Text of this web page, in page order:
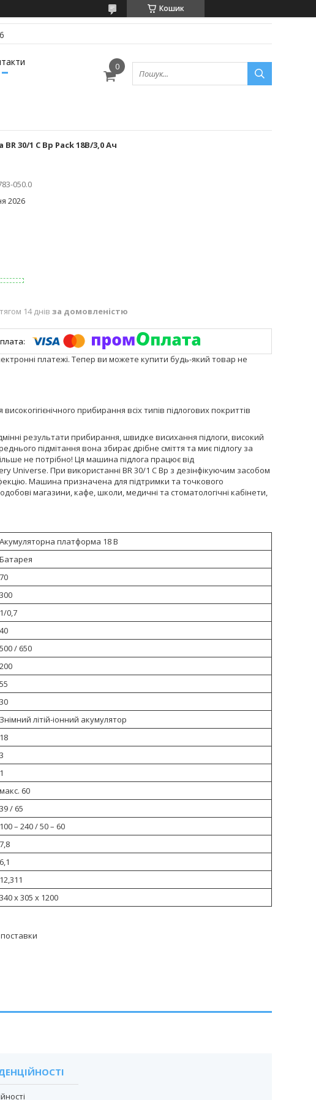
Кошик
30/1 C Bp Pack 18В/3,0 Ач
050.0
2026
14 днів за домовленістю
платежі. Тепер ви можете купити будь-який товар не
прибирання всіх типів підлогових покриттів
результати прибирання, швидке висихання підлоги, високий
підмітання вона збирає дрібне сміття та миє підлогу за
не потрібно! Ця машина підлога працює від
Universe. При використанні BR 30/1 C Bp з дезінфікуючим засобом
Машина призначена для підтримки та точкового
магазини, кафе, школи, медичні та стоматологічні кабінети,
Акумуляторна платформа 18 В
Батарея
70
300
1/0,7
40
500 / 650
200
55
30
Знімний літій-іонний акумулятор
18
3
1
макс. 60
39 / 65
100 – 240 / 50 – 60
7,8
6,1
12,311
340 x 305 x 1200